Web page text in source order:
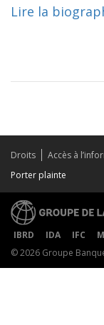
Lire la
Droits Accès à
Porter plainte
IBRD IDA IFC
© 2026 Groupe